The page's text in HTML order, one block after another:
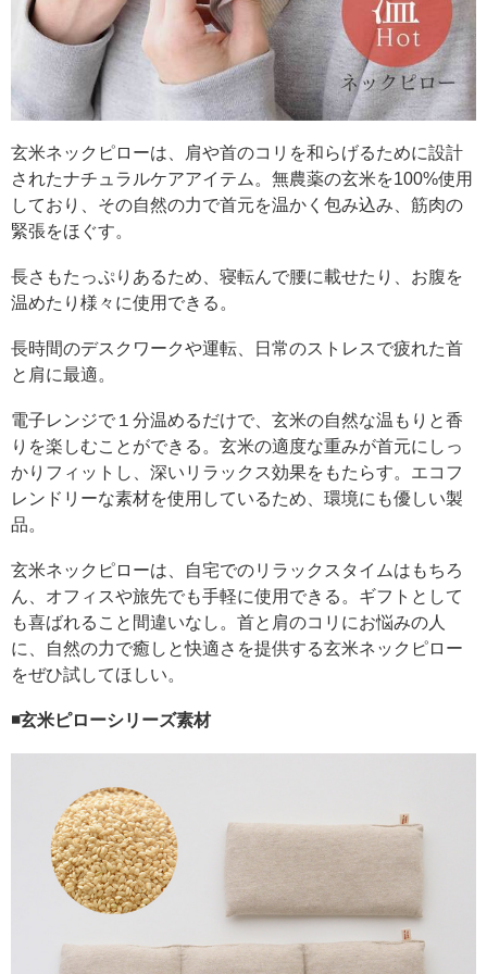
玄米ネックピローは、肩や首のコリを和らげるために設計
されたナチュラルケアアイテム。無農薬の玄米を100%使用
しており、その自然の力で首元を温かく包み込み、筋肉の
緊張をほぐす。
長さもたっぷりあるため、寝転んで腰に載せたり、お腹を
温めたり様々に使用できる。
長時間のデスクワークや運転、日常のストレスで疲れた首
と肩に最適。
電子レンジで１分温めるだけで、玄米の自然な温もりと香
りを楽しむことができる。玄米の適度な重みが首元にしっ
かりフィットし、深いリラックス効果をもたらす。エコフ
レンドリーな素材を使用しているため、環境にも優しい製
品。
玄米ネックピローは、自宅でのリラックスタイムはもちろ
ん、オフィスや旅先でも手軽に使用できる。ギフトとして
も喜ばれること間違いなし。首と肩のコリにお悩みの人
に、自然の力で癒しと快適さを提供する玄米ネックピロー
をぜひ試してほしい。
◾️玄米ピローシリーズ素材